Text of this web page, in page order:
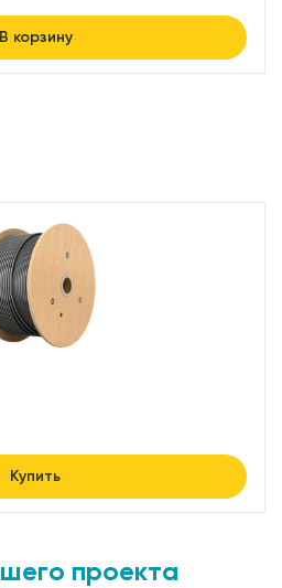
В корзину
Купить
проекта